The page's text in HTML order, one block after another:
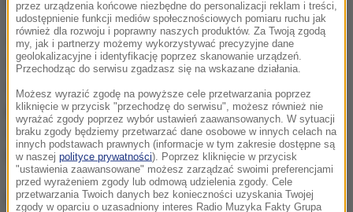
Zatrzymani usłyszeli zarzuty kradzieży i paserstwa
części samochodowych. Przyznali się do winy.
przestępstwa- poinformowała mł. asp. Marta Mróz,
oficer prasowa Komendy Miejskiej Policji w
Poznaniu.
Podejrzanym grozi do 5 lat pozbawienia wolności.
przez urządzenia końcowe niezbędne do personalizacji reklam i treści,
udostępnienie funkcji mediów społecznościowych pomiaru ruchu jak
również dla rozwoju i poprawny naszych produktów. Za Twoją zgodą
my, jak i partnerzy możemy wykorzystywać precyzyjne dane
geolokalizacyjne i identyfikację poprzez skanowanie urządzeń.
Przechodząc do serwisu zgadzasz się na wskazane działania.
Możesz wyrazić zgodę na powyższe cele przetwarzania poprzez
kliknięcie w przycisk "przechodzę do serwisu", możesz również nie
wyrażać zgody poprzez wybór ustawień zaawansowanych. W sytuacji
braku zgody będziemy przetwarzać dane osobowe w innych celach na
innych podstawach prawnych (informacje w tym zakresie dostępne są
w naszej polityce prywatności). Poprzez kliknięcie w przycisk
"ustawienia zaawansowane" możesz zarządzać swoimi preferencjami
przed wyrażeniem zgody lub odmową udzielenia zgody. Cele
przetwarzania Twoich danych bez konieczności uzyskania Twojej
zgody w oparciu o uzasadniony interes Radio Muzyka Fakty Grupa